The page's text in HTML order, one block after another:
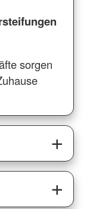
sorgen